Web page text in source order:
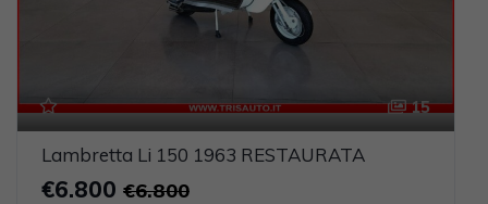
15
Lambretta Li 150 1963 RESTAURATA
€6.800 €6.800